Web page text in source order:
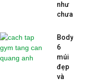
như
chưa...
Body
6
múi
đẹp
và